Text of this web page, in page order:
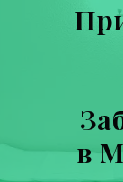
в